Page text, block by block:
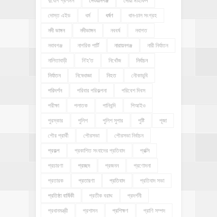
দোস্ত এইড ধর্ম ধর্ষণ ধান-চাল সংগ্রহ
নদী ভাঙ্গন নদীভাঙ্গন নববর্ষ নবাগত
নবাবগঞ্জ নাগরিক পার্টি নারায়নগঞ্জ নারী নির্যাতন
নালিতাবাড়ী নি'হ'ত নিখোঁজ নির্বাচন
নির্যাতন নিষেধাজ্ঞা নিহত নৌকাডুবি
পরিদর্শন পরিবার পরিকল্পনা পরিবেশ দিবস
পরীক্ষা পলাতক পানিবন্দি পিআইও
পুরস্কার পুলিশ পুলিশ সুপার পুষ্টি পূজা
পৌর প্রার্থী পৌরসভা পৌরসভা নির্বাচন
প্রকল্প প্রকাশিত সংবাদের প্রতিবাদ প্রক্সি
প্রচারণা প্রচ্ছদ প্রজনন প্রণোদনা
প্রতারক প্রতারণা প্রতিবাদ প্রতিবাদ সভা
প্রতিষ্ঠা বার্ষিকী প্রতীক বরাদ্দ প্রদর্শনী
প্রধানমন্ত্রী প্রশাসন প্রশিক্ষণ প্রাণি সম্পদ